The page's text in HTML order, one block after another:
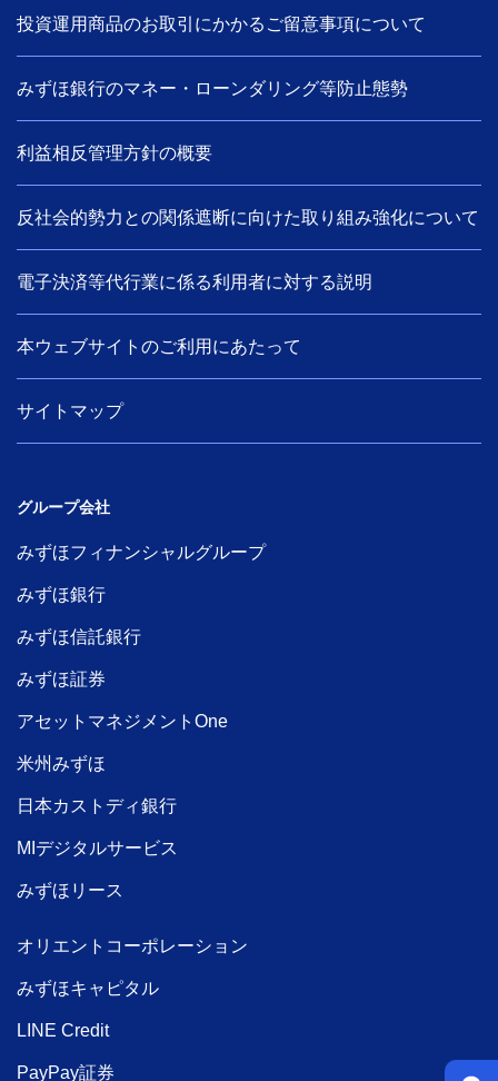
投資運用商品のお取引にかかるご留意事項について
みずほ銀行のマネー・ローンダリング等防止態勢
利益相反管理方針の概要
反社会的勢力との関係遮断に向けた取り組み強化について
電子決済等代行業に係る利用者に対する説明
本ウェブサイトのご利用にあたって
サイトマップ
グループ会社
みずほフィナンシャルグループ
みずほ銀行
みずほ信託銀行
みずほ証券
アセットマネジメントOne
米州みずほ
日本カストディ銀行
MIデジタルサービス
みずほリース
オリエントコーポレーション
みずほキャピタル
LINE Credit
PayPay証券